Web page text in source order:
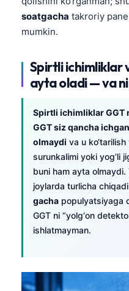
soatgacha takroriy
mumkin.
Spirtli ichimliklar
ayta oladi — va
Spirtli ichimliklar GGT
GGT siz qancha
olmaydi va u
surunkalimi yoki yog‘li
buni ham ayta
joylarda turlicha
gacha populyatsiyaga
GGT ni “yolg‘on
ishlatmayman.
Lietuvių kalba
Polski
한국어
Slovenščina
Magyar
Shqip
বাংলা
मराठी
தமிழ்
ગુજરાતી